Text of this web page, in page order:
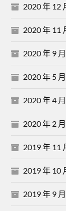
2020 年 12
2020 年 11
2020 年 9 月
2020 年 5 月
2020 年 4 月
2020 年 2 月
2019 年 11
2019 年 10
2019 年 9 月